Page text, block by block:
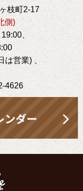
枝町2-17
側)
、
営業) 、
4626